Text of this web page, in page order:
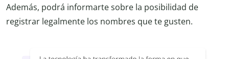
Además, podrá informarte sobre la posibilidad de
registrar legalmente los nombres que te gusten.